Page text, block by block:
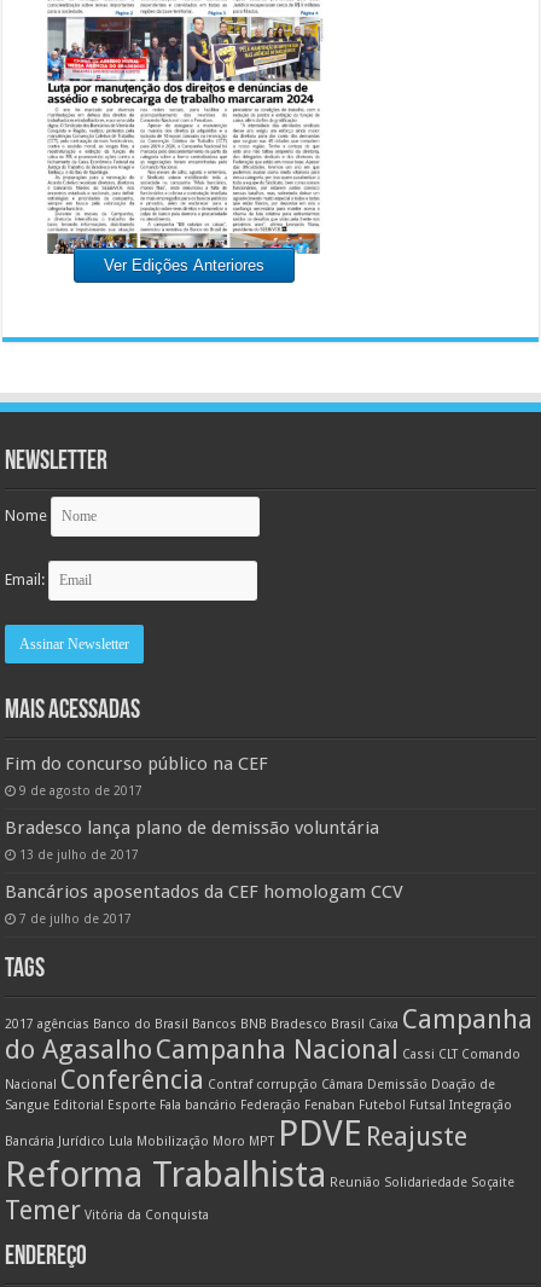
Ver Edições Anteriores
Newsletter
Nome
Email:
MAIS ACESSADAS
Fim do concurso público na CEF
9 de agosto de 2017
Bradesco lança plano de demissão voluntária
13 de julho de 2017
Bancários aposentados da CEF homologam CCV
7 de julho de 2017
TAGS
2017 agências Banco do Brasil Bancos BNB Bradesco Brasil Caixa Campanha
do Agasalho Campanha Nacional Cassi CLT Comando
Nacional
Conferência Contraf corrupção Câmara Demissão Doação de
Sangue Editorial Esporte Fala bancário Federação Fenaban Futebol Futsal Integração
Bancária Jurídico Lula Mobilização Moro MPT PDVE Reajuste
Reforma Trabalhista Reunião Solidariedade Soçaite
Temer Vitória da Conquista
ENDEREÇO